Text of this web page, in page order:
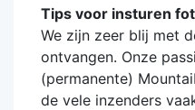
Tips voor insturen
We zijn zeer blij met
ontvangen. Onze
(permanente)
de vele inzenders